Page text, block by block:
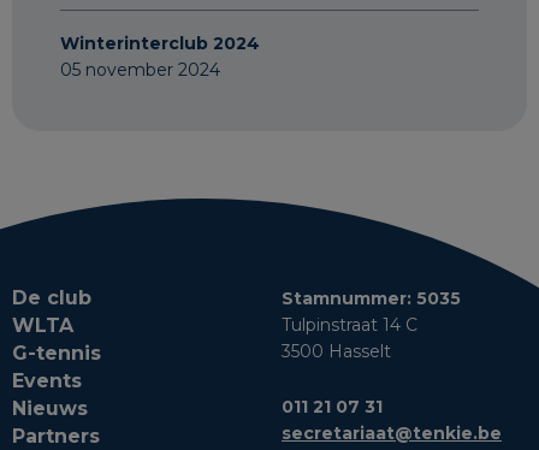
Winterinterclub 2024
05 november 2024
De club
WLTA
G-tennis
Events
Nieuws
Partners
Stamnummer: 5035
Tulpinstraat 14 C
3500 Hasselt
011 21 07 31
secretariaat@tenkie.be